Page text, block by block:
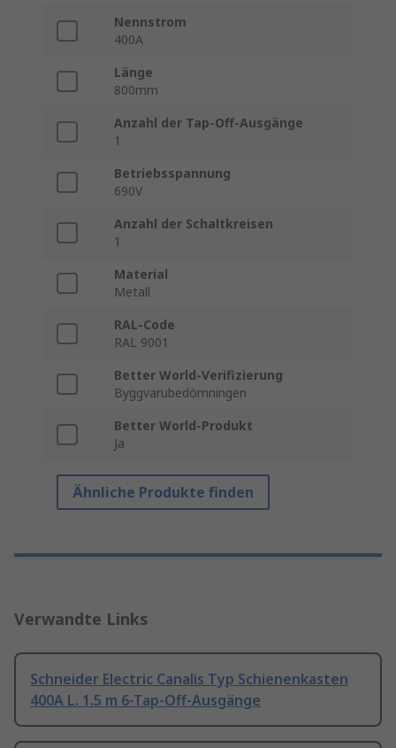
Nennstrom
400A
Länge
800mm
Anzahl der Tap-Off-Ausgänge
1
Betriebsspannung
690V
Anzahl der Schaltkreisen
1
Material
Metall
RAL-Code
RAL 9001
Better World-Verifizierung
Byggvarubedömningen
Better World-Produkt
Ja
Ähnliche Produkte finden
Verwandte Links
Schneider Electric Canalis Typ Schienenkasten
400A L. 1.5 m 6-Tap-Off-Ausgänge